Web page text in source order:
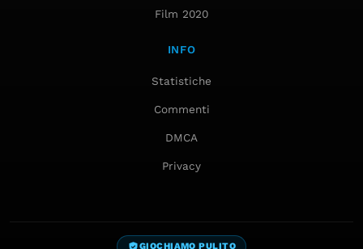
Film 2020
INFO
Statistiche
Commenti
DMCA
Privacy
GIOCHIAMO PULITO